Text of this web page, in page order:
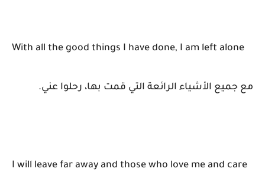
With all the good things I have done, I am left alone
مع جميع الأشياء الرائعة التي قمت بها، رحلوا عني.
I will leave far away and those who love me and care